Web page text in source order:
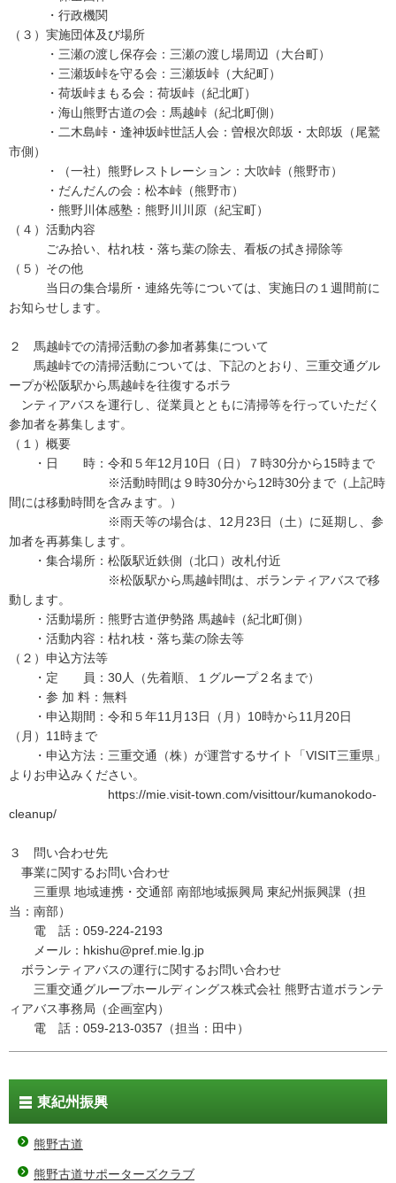
・行政機関
（３）実施団体及び場所
・三瀬の渡し保存会：三瀬の渡し場周辺（大台町）
・三瀬坂峠を守る会：三瀬坂峠（大紀町）
・荷坂峠まもる会：荷坂峠（紀北町）
・海山熊野古道の会：馬越峠（紀北町側）
・二木島峠・逢神坂峠世話人会：曽根次郎坂・太郎坂（尾鷲
市側）
・（一社）熊野レストレーション：大吹峠（熊野市）
・だんだんの会：松本峠（熊野市）
・熊野川体感塾：熊野川川原（紀宝町）
（４）活動内容
ごみ拾い、枯れ枝・落ち葉の除去、看板の拭き掃除等
（５）その他
当日の集合場所・連絡先等については、実施日の１週間前に
お知らせします。
２ 馬越峠での清掃活動の参加者募集について
馬越峠での清掃活動については、下記のとおり、三重交通グル
ープが松阪駅から馬越峠を往復するボラ
ンティアバスを運行し、従業員とともに清掃等を行っていただく
参加者を募集します。
（１）概要
・日 時：令和５年12月10日（日）７時30分から15時まで
※活動時間は９時30分から12時30分まで（上記時
間には移動時間を含みます。）
※雨天等の場合は、12月23日（土）に延期し、参
加者を再募集します。
・集合場所：松阪駅近鉄側（北口）改札付近
※松阪駅から馬越峠間は、ボランティアバスで移
動します。
・活動場所：熊野古道伊勢路 馬越峠（紀北町側）
・活動内容：枯れ枝・落ち葉の除去等
（２）申込方法等
・定 員：30人（先着順、１グループ２名まで）
・参 加 料：無料
・申込期間：令和５年11月13日（月）10時から11月20日
（月）11時まで
・申込方法：三重交通（株）が運営するサイト「VISIT三重県」
よりお申込みください。
https://mie.visit-town.com/visittour/kumanokodo-
cleanup/
３ 問い合わせ先
事業に関するお問い合わせ
三重県 地域連携・交通部 南部地域振興局 東紀州振興課（担
当：南部）
電 話：059-224-2193
メール：hkishu@pref.mie.lg.jp
ボランティアバスの運行に関するお問い合わせ
三重交通グループホールディングス株式会社 熊野古道ボランテ
ィアバス事務局（企画室内）
電 話：059-213-0357（担当：田中）
東紀州振興
熊野古道
熊野古道サポーターズクラブ